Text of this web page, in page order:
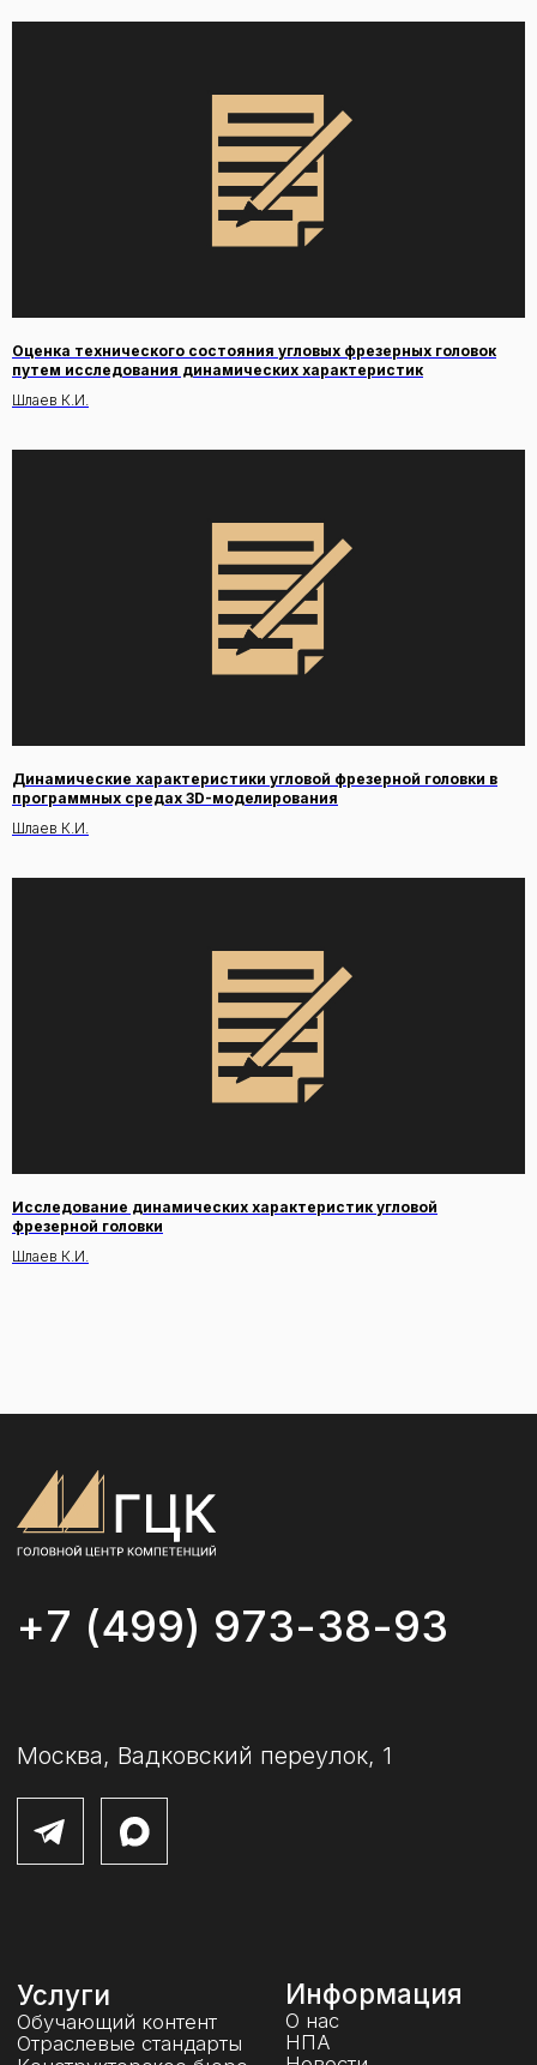
Оценка технического состояния угловых фрезерных головок
путем исследования динамических характеристик
Шлаев К.И.
Динамические характеристики угловой фрезерной головки в
программных средах 3D-моделирования
Шлаев К.И.
Исследование динамических характеристик угловой
фрезерной головки
Шлаев К.И.